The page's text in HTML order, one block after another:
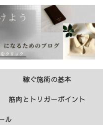
稼ぐ施術の基本
筋肉とトリガーポイント
ル